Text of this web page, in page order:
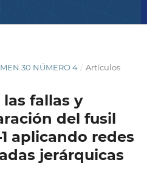
30 NÚMERO 4 / Artículos
fallas y
del fusil
1 aplicando redes
jerárquicas